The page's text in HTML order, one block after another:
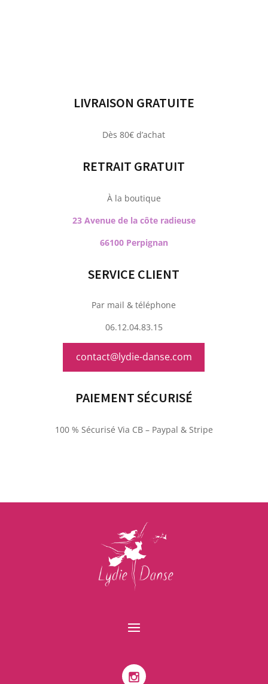
LIVRAISON GRATUITE
Dès 80€ d’achat
RETRAIT GRATUIT
À la boutique
23 Avenue de la côte radieuse
66100 Perpignan
SERVICE CLIENT
Par mail & téléphone
06.12.04.83.15
contact@lydie-danse.com
PAIEMENT SÉCURISÉ
100 % Sécurisé Via CB – Paypal & Stripe